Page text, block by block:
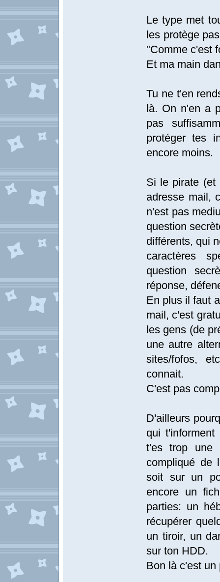
Le type met
les protège
"Comme c'est
Et ma main
Tu ne t'en
là. On n'en a
pas
protéger tes
encore moins.
Si le pirate (et
adresse mail,
n'est pas
question
différents, qui
caractères
question
réponse,
En plus il faut
mail, c'est
les gens (de
une autre
sites/fofos,
connait.
C'est pas
D'ailleurs
qui
t'es trop une
compliqué de
soit sur un
encore un
parties: un
récupérer
un tiroir, un
sur ton HDD.
Bon là c'est